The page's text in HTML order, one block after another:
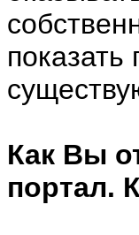
Как Вы
портал.